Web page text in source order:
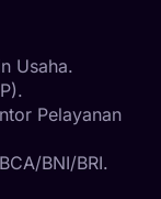
Usaha.
Pelayanan
BNI/BRI.